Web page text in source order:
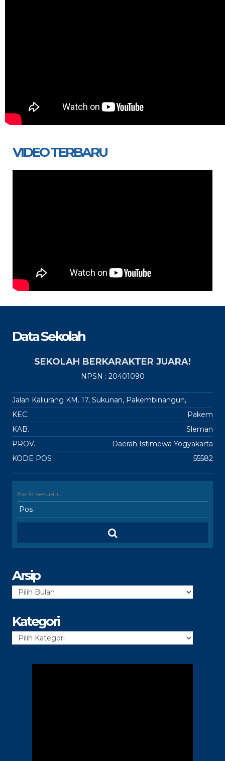
VIDEO TERBARU
Data Sekolah
SEKOLAH BERKARAKTER JUARA!
NPSN : 20401090
Jalan Kaliurang KM. 17, Sukunan, Pakembinangun,
KEC.
Pakem
KAB.
Sleman
PROV.
Daerah Istimewa Yogyakarta
KODE POS
55582
Arsip
Arsip
Kategori
Kategori